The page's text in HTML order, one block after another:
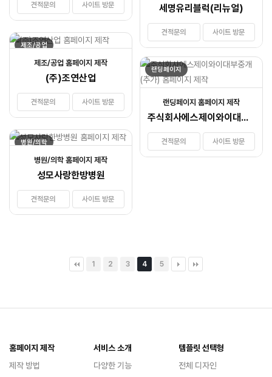
견적문의 사이트 방문 세명유리블럭(리뉴얼)
견적문의 사이트 방문
제조/공업
제조/공업 홈페이지 제작
(주)조연산업
견적문의 사이트 방문
랜딩페이지
랜딩페이지 홈페이지 제작
주식회사에스제이와이대부중개(추가)
견적문의 사이트 방문
병원/의학
병원/의학 홈페이지 제작
성모사랑한방병원
견적문의 사이트 방문
1 2 3 4 5
홈페이지 제작
제작 방법
서비스 소개
다양한 기능
템플릿 선택형
전체 디자인